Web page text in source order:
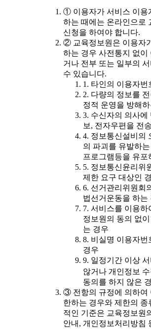
① 이용자가 서비스 이용
하는 때에는 온라인으로
신청을 하여야 합니다.
② 교육정보원은 이용자
하는 경우 사전통지 없이
거나 전부 또는 일부의
수 있습니다.
1. 타인의 이용자번
2. 다량의 정보를
정적 운영을 방해
3. 수신자의 의사에
보, 전자우편을 전
4. 정보통신설비의
의 파괴를 유발하
프로그램등을 유포
5. 정보통신윤리위
제한 요구 대상인
6. 선거관리위원회
법선거운동을 하는
7. 서비스를 이용
정보원의 동의 없
는 경우
8. 비실명 이용자번
경우
9. 일정기간 이상
않거나 개인정보
동의를 하지 않은
③ 전항의 규정에 의하여
한하는 경우와 제한의 종
적인 기준은 교육정보원
안내, 개인정보처리방침